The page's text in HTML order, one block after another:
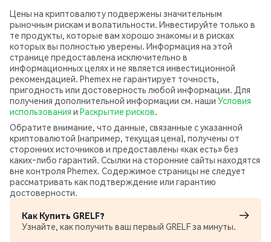
Цены на криптовалюту подвержены значительным
рыночным рискам и волатильности. Инвестируйте только в
те продукты, которые вам хорошо знакомы и в рисках
которых вы полностью уверены. Информация на этой
странице предоставлена исключительно в
информационных целях и не является инвестиционной
рекомендацией. Phemex не гарантирует точность,
пригодность или достоверность любой информации. Для
получения дополнительной информации см. наши Условия
использования и Раскрытие рисков.
Обратите внимание, что данные, связанные с указанной
криптовалютой (например, текущая цена), получены от
сторонних источников и предоставлены «как есть» без
каких‑либо гарантий. Ссылки на сторонние сайты находятся
вне контроля Phemex. Содержимое страницы не следует
рассматривать как подтверждение или гарантию
достоверности.
Как Купить GRELF?
Узнайте, как получить ваш первый GRELF за минуты.